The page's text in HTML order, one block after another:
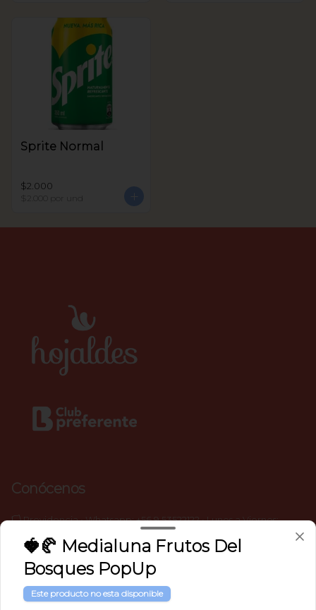
Sprite Normal
$2.000
$2.000 por und
Conócenos
🏳️ Providencia • Whatsapp: +56 9 53522122 • Lunes a Viernes:
🏳️ Lo Barnechea • Whatsapp: +56 9 9291 6809 • Lunes a Viernes
10:00 ― 19:00. Sábado y Domingo: 10:00 ― 15:00 h.
🏳️ La Reina • Whatsapp: +56 9 72693065 • Lunes a Sábado: 10:00-
19:00 h
🍓🥐 Medialuna Frutos Del
Bosques PopUp
Este producto no esta disponible